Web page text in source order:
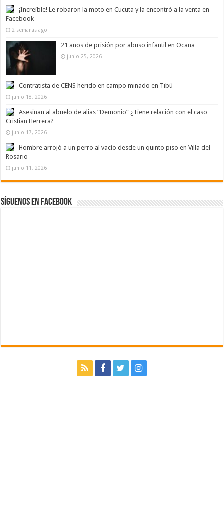
¡Increíble! Le robaron la moto en Cucuta y la encontró a la venta en
Facebook
2 semanas ago
21 años de prisión por abuso infantil en Ocaña
junio 25, 2026
Contratista de CENS herido en campo minado en Tibú
junio 18, 2026
Asesinan al abuelo de alias “Demonio” ¿Tiene relación con el caso
Cristian Herrera?
junio 17, 2026
Hombre arrojó a un perro al vacío desde un quinto piso en Villa del
Rosario
junio 11, 2026
Síguenos en Facebook